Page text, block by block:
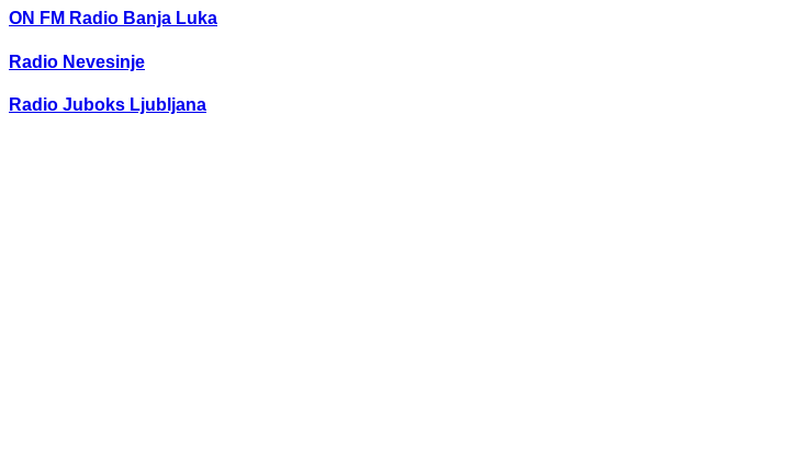
ON FM Radio Banja Luka
Radio Nevesinje
Radio Juboks Ljubljana